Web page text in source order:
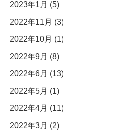
2023年1月 (5)
2022年11月 (3)
2022年10月 (1)
2022年9月 (8)
2022年6月 (13)
2022年5月 (1)
2022年4月 (11)
2022年3月 (2)